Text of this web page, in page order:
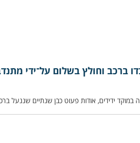
ברכב וחולץ בשלום על־ידי